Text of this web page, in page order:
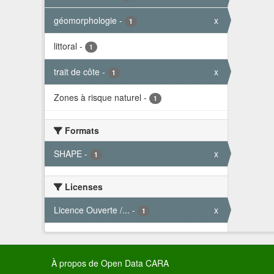
géomorphologie - 1 x
littoral - 1
trait de côte - 1 x
Zones à risque naturel - 1
Formats
SHAPE - 1 x
Licenses
Licence Ouverte /... - 1 x
À propos de Open Data CARA